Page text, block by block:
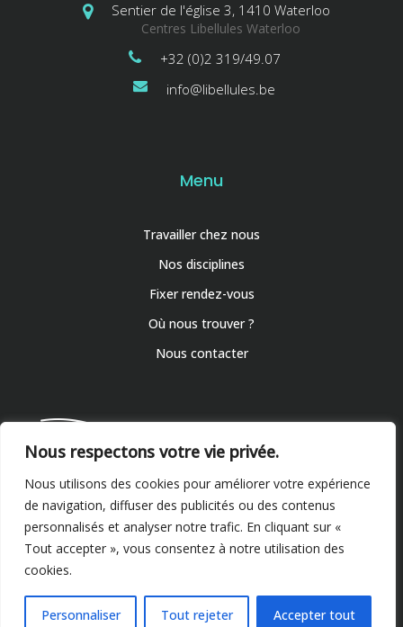
Nous respectons votre vie privée.
Nous utilisons des cookies pour améliorer votre expérience
de navigation, diffuser des publicités ou des contenus
personnalisés et analyser notre trafic. En cliquant sur «
Tout accepter », vous consentez à notre utilisation des
cookies.
Personnaliser Tout rejeter Accepter tout
Sentier de l'église 3, 1410 Waterloo
Centres Libellules Waterloo
+32 (0)2 319/49.07
info@libellules.be
Menu
Travailler chez nous
Nos disciplines
Fixer rendez-vous
Où nous trouver ?
Nous contacter
Rendez-vous